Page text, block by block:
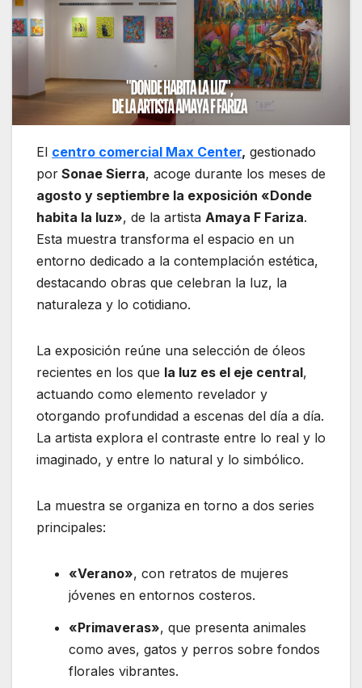
El centro comercial Max Center, gestionado
por Sonae Sierra, acoge durante los meses de
agosto y septiembre la exposición «Donde
habita la luz», de la artista Amaya F Fariza.
Esta muestra transforma el espacio en un
entorno dedicado a la contemplación estética,
destacando obras que celebran la luz, la
naturaleza y lo cotidiano.
La exposición reúne una selección de óleos
recientes en los que la luz es el eje central,
actuando como elemento revelador y
otorgando profundidad a escenas del día a día.
La artista explora el contraste entre lo real y lo
imaginado, y entre lo natural y lo simbólico.
La muestra se organiza en torno a dos series
principales:
«Verano», con retratos de mujeres
jóvenes en entornos costeros.
«Primaveras», que presenta animales
como aves, gatos y perros sobre fondos
florales vibrantes.